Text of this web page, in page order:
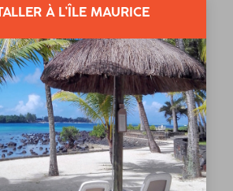
À L’ÎLE MAURICE